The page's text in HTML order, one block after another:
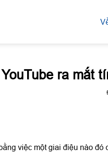
YouTube ra mắt
việc một giai điệu nào